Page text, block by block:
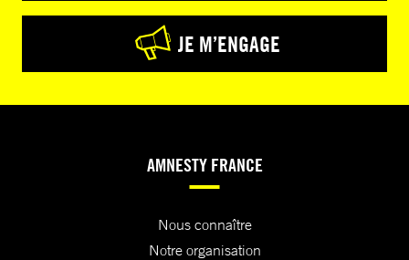
JE M’ENGAGE
AMNESTY FRANCE
Nous connaître
Notre organisation